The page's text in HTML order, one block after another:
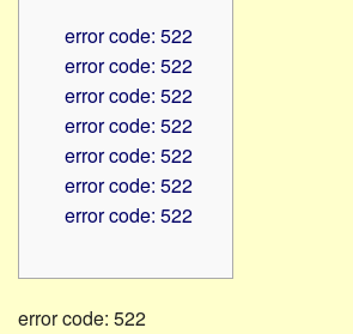
PC
Verbände
error code: 522
error code: 522
error code: 522
error code: 522
error code: 522
error code: 522
error code: 522
error code: 522